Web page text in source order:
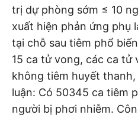
trị dự phòng sớm ≤ 10
xuất hiện phản ứng phụ
tại chỗ sau tiêm phổ
15 ca tử vong, các ca tử
không tiêm huyết
luận: Có 50345 ca tiêm
người bị phơi nhiễm.